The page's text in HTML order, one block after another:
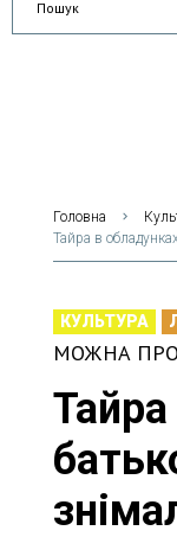
Головна
Тайра в
КУЛЬТУРА
МОЖНА
Тайра